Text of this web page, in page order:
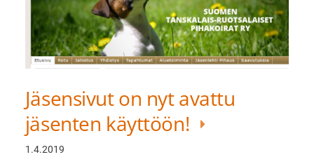
Jäsensivut on nyt avattu
jäsenten käyttöön!
1.4.2019